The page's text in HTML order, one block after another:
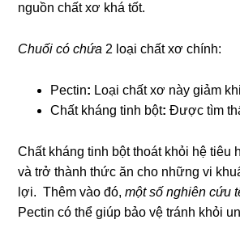
nguồn chất xơ khá tốt.
Chuối có chứa 2 loại chất xơ chính:
Pectin: Loại chất xơ này giảm
Chất kháng tinh bột: Được tìm
Chất kháng tinh bột thoát khỏi hệ tiêu
và trở thành thức ăn cho những vi
lợi. Thêm vào đó,một số nghiên cứu
Pectin có thể giúp bảo vệ tránh khỏi